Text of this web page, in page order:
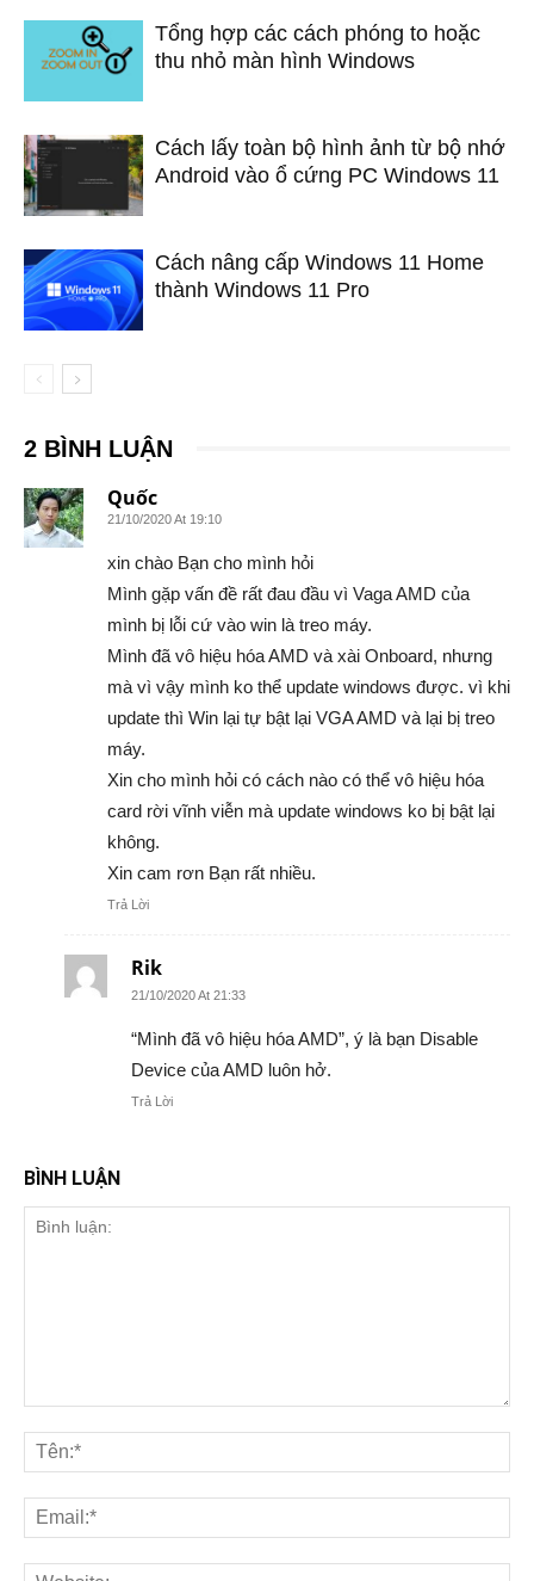
Tổng hợp các cách phóng to hoặc
thu nhỏ màn hình Windows
Cách lấy toàn bộ hình ảnh từ bộ nhớ
Android vào ổ cứng PC Windows 11
Cách nâng cấp Windows 11 Home
thành Windows 11 Pro
2 BÌNH LUẬN
Quốc
21/10/2020 At 19:10
xin chào Bạn cho mình hỏi
Mình gặp vấn đề rất đau đầu vì Vaga AMD của
mình bị lỗi cứ vào win là treo máy.
Mình đã vô hiệu hóa AMD và xài Onboard, nhưng
mà vì vậy mình ko thể update windows được. vì khi
update thì Win lại tự bật lại VGA AMD và lại bị treo
máy.
Xin cho mình hỏi có cách nào có thể vô hiệu hóa
card rời vĩnh viễn mà update windows ko bị bật lại
không.
Xin cam rơn Bạn rất nhiều.
Trả Lời
Rik
21/10/2020 At 21:33
“Mình đã vô hiệu hóa AMD”, ý là bạn Disable
Device của AMD luôn hở.
Trả Lời
BÌNH LUẬN